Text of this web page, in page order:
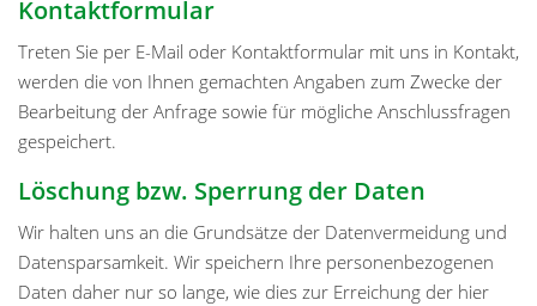
Kontaktformular
Treten Sie per E-Mail oder Kontaktformular mit uns in Kontakt,
werden die von Ihnen gemachten Angaben zum Zwecke der
Bearbeitung der Anfrage sowie für mögliche Anschlussfragen
gespeichert.
Löschung bzw. Sperrung der Daten
Wir halten uns an die Grundsätze der Datenvermeidung und
Datensparsamkeit. Wir speichern Ihre personenbezogenen
Daten daher nur so lange, wie dies zur Erreichung der hier